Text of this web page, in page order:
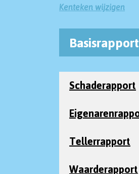
Kenteken wijzigen
Basisrapport
Schaderapport
Tellerrapport
Waarderapport